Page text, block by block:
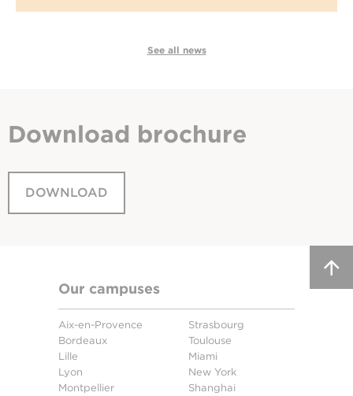
See all news
Download brochure
DOWNLOAD
Our campuses
Aix-en-Provence
Bordeaux
Lille
Lyon
Montpellier
Strasbourg
Toulouse
Miami
New York
Shanghai